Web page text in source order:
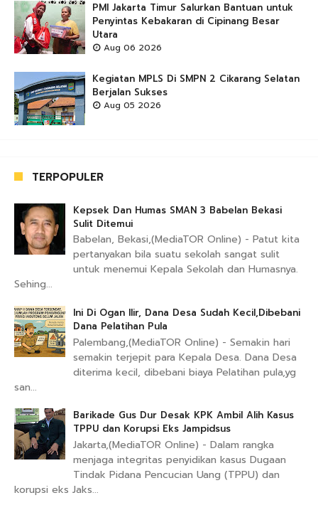
PMI Jakarta Timur Salurkan Bantuan untuk
Penyintas Kebakaran di Cipinang Besar
Utara
Aug 06 2026
Kegiatan MPLS Di SMPN 2 Cikarang Selatan
Berjalan Sukses
Aug 05 2026
TERPOPULER
Kepsek Dan Humas SMAN 3 Babelan Bekasi
Sulit Ditemui
Babelan, Bekasi,(MediaTOR Online) - Patut kita
pertanyakan bila suatu sekolah sangat sulit
untuk menemui Kepala Sekolah dan Humasnya.
Sehing...
Ini Di Ogan Ilir, Dana Desa Sudah Kecil,Dibebani
Dana Pelatihan Pula
Palembang,(MediaTOR Online) - Semakin hari
semakin terjepit para Kepala Desa. Dana Desa
diterima kecil, dibebani biaya Pelatihan pula,yg
san...
Barikade Gus Dur Desak KPK Ambil Alih Kasus
TPPU dan Korupsi Eks Jampidsus
Jakarta,(MediaTOR Online) - Dalam rangka
menjaga integritas penyidikan kasus Dugaan
Tindak Pidana Pencucian Uang (TPPU) dan
korupsi eks Jaks...